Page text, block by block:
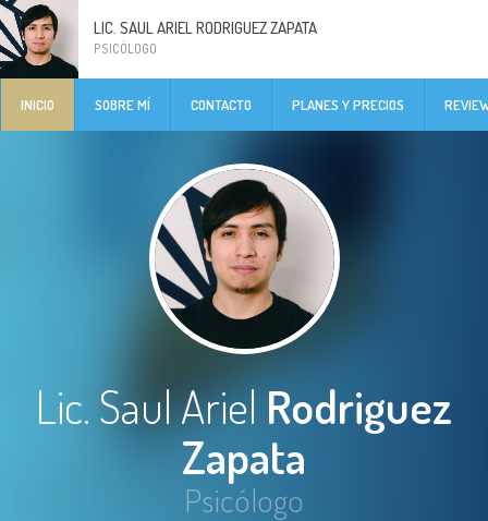
LIC. SAUL ARIEL RODRIGUEZ ZAPATA
PSICÓLOGO
INICIO SOBRE MÍ CONTACTO PLANES Y PRECIOS
Lic. Saul ArielRodriguez
Zapata
Psicólogo